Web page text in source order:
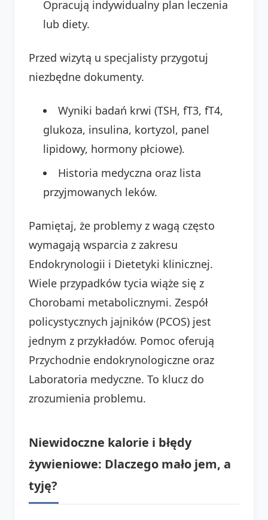
Opracują indywidualny plan leczenia
lub diety.
Przed wizytą u specjalisty przygotuj
niezbędne dokumenty.
Wyniki badań krwi (TSH, fT3, fT4,
glukoza, insulina, kortyzol, panel
lipidowy, hormony płciowe).
Historia medyczna oraz lista
przyjmowanych leków.
Pamiętaj, że problemy z wagą często
wymagają wsparcia z zakresu
Endokrynologii i Dietetyki klinicznej.
Wiele przypadków tycia wiąże się z
Chorobami metabolicznymi. Zespół
policystycznych jajników (PCOS) jest
jednym z przykładów. Pomoc oferują
Przychodnie endokrynologiczne oraz
Laboratoria medyczne. To klucz do
zrozumienia problemu.
Niewidoczne kalorie i błędy
żywieniowe: Dlaczego mało jem, a
tyję?